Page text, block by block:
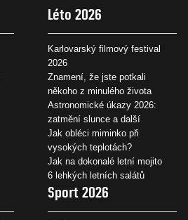
Léto 2026
Karlovarský filmový festival
2026
Znamení, že jste potkali
někoho z minulého života
Astronomické úkazy 2026:
zatmění slunce a další
Jak obléci miminko při
vysokých teplotách?
Jak na dokonalé letní mojito
6 lehkých letních salátů
Sport 2026